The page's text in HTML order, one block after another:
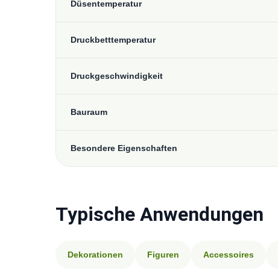
Düsentemperatur
Druckbetttemperatur
Druckgeschwindigkeit
Bauraum
Besondere Eigenschaften
Typische Anwendungen
Dekorationen Figuren Accessoires